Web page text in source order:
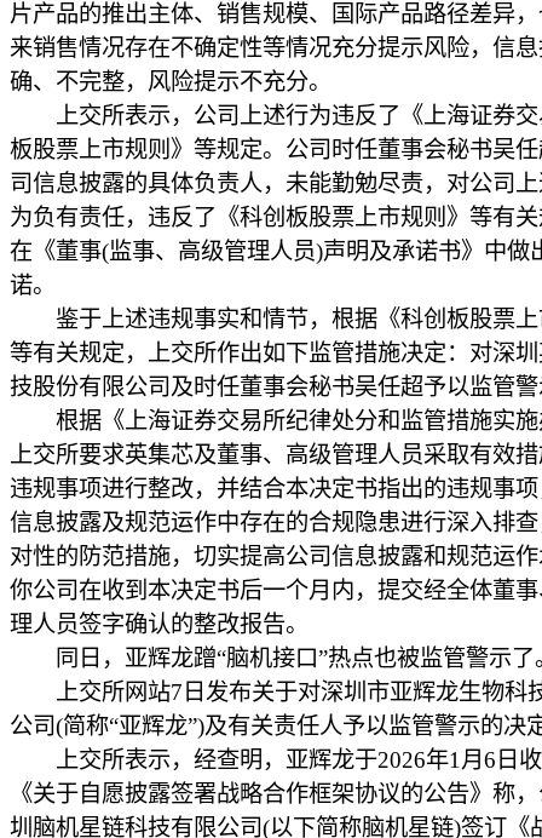
片产品的推出主体、销售规模、国际产品路径差异
来销售情况存在不确定性等情况充分提示风险，信
确、不完整，风险提示不充分。
上交所表示，公司上述行为违反了《上海证券交
板股票上市规则》等规定。公司时任董事会秘书吴
司信息披露的具体负责人，未能勤勉尽责，对公司
为负有责任，违反了《科创板股票上市规则》等有
在《董事(监事、高级管理人员)声明及承诺书》中做
诺。
鉴于上述违规事实和情节，根据《科创板股票上
等有关规定，上交所作出如下监管措施决定：对深
技股份有限公司及时任董事会秘书吴任超予以监管
根据《上海证券交易所纪律处分和监管措施实施
上交所要求英集芯及董事、高级管理人员采取有效
违规事项进行整改，并结合本决定书指出的违规事
信息披露及规范运作中存在的合规隐患进行深入排
对性的防范措施，切实提高公司信息披露和规范运
你公司在收到本决定书后一个月内，提交经全体董
理人员签字确认的整改报告。
同日，亚辉龙蹭“脑机接口”热点也被监管警示了
上交所网站7日发布关于对深圳市亚辉龙生物科
公司(简称“亚辉龙”)及有关责任人予以监管警示的决
上交所表示，经查明，亚辉龙于2026年1月6日
《关于自愿披露签署战略合作框架协议的公告》称
圳脑机星链科技有限公司(以下简称脑机星链)签订《